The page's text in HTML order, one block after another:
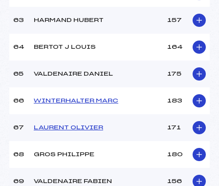
63 HARMAND HUBERT 157
64 BERTOT J LOUIS 164
65 VALDENAIRE DANIEL 175
66 WINTERHALTER MARC 183
67 LAURENT OLIVIER 171
68 GROS PHILIPPE 180
69 VALDENAIRE FABIEN 156